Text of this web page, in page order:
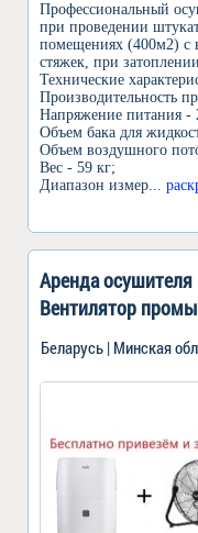
Профессиональный
при проведении
помещениях (400м2) с
стяжек, при
Технические
Производительность
Напряжение питания -
Объем бака для
Объем воздушного
Вес - 59 кг;
Диапазон измер...
Аренда осушителя
Вентилятор
Беларусь | Минская